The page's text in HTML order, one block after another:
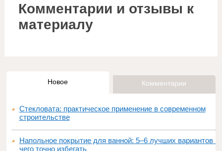
Комментарии и отзывы к
материалу
Новое Комментарии
Стекловата: практическое применение в современном
строительстве
Напольное покрытие для ванной: 5–6 лучших вариантов и
чего точно избегать